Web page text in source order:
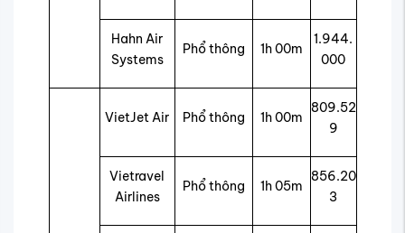
Hahn Air
Systems
Phổ thông 1h 00m
1.944.
000
VietJet Air Phổ thông 1h 00m
809.52
9
Vietravel
Airlines
Phổ thông 1h 05m
856.20
3